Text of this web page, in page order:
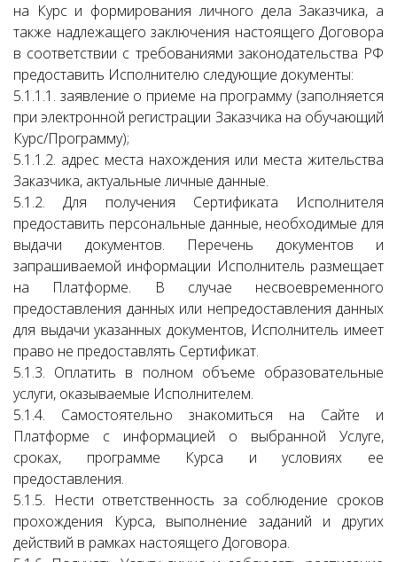
на Курс и формирования личного дела Заказчика, а
также надлежащего заключения настоящего Договора
в соответствии с требованиями законодательства РФ
предоставить Исполнителю следующие документы:
5.1.1.1. заявление о приеме на программу (заполняется
при электронной регистрации Заказчика на обучающий
Курс/Программу);
5.1.1.2. адрес места нахождения или места жительства
Заказчика, актуальные личные данные.
5.1.2. Для получения Сертификата Исполнителя
предоставить персональные данные, необходимые для
выдачи документов. Перечень документов и
запрашиваемой информации Исполнитель размещает
на Платформе. В случае несвоевременного
предоставления данных или непредоставления данных
для выдачи указанных документов, Исполнитель имеет
право не предоставлять Сертификат.
5.1.3. Оплатить в полном объеме образовательные
услуги, оказываемые Исполнителем.
5.1.4. Самостоятельно знакомиться на Сайте и
Платформе с информацией о выбранной Услуге,
сроках, программе Курса и условиях ее
предоставления.
5.1.5. Нести ответственность за соблюдение сроков
прохождения Курса, выполнение заданий и других
действий в рамках настоящего Договора.